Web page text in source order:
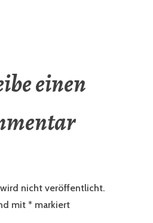
einen
nicht veröffentlicht.
mit * markiert